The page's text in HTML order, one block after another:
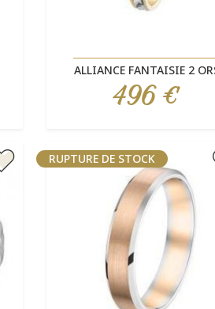
Aperçu rapide
ALLIANCE FANTAISIE 2
Prix
496 €
RUPTURE DE STOCK